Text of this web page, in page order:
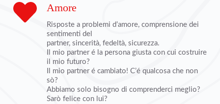
Amore
Risposte a problemi d’amore, comprensione dei
sentimenti del
partner, sincerità, fedeltà, sicurezza.
Il mio partner é la persona giusta con cui costruire
il mio futuro?
Il mio partner é cambiato! C’é qualcosa che non
sò?
Abbiamo solo bisogno di comprenderci meglio?
Sarò felice con lui?